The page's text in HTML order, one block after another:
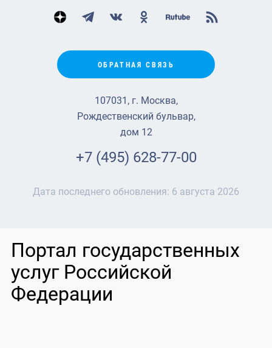
ОБРАТНАЯ СВЯЗЬ
107031, г. Москва,
Рождественский бульвар,
дом 12
+7 (495) 628-77-00
Дата последнего обновления: 6 августа 2026
Портал государственных
услуг Российской
Федерации